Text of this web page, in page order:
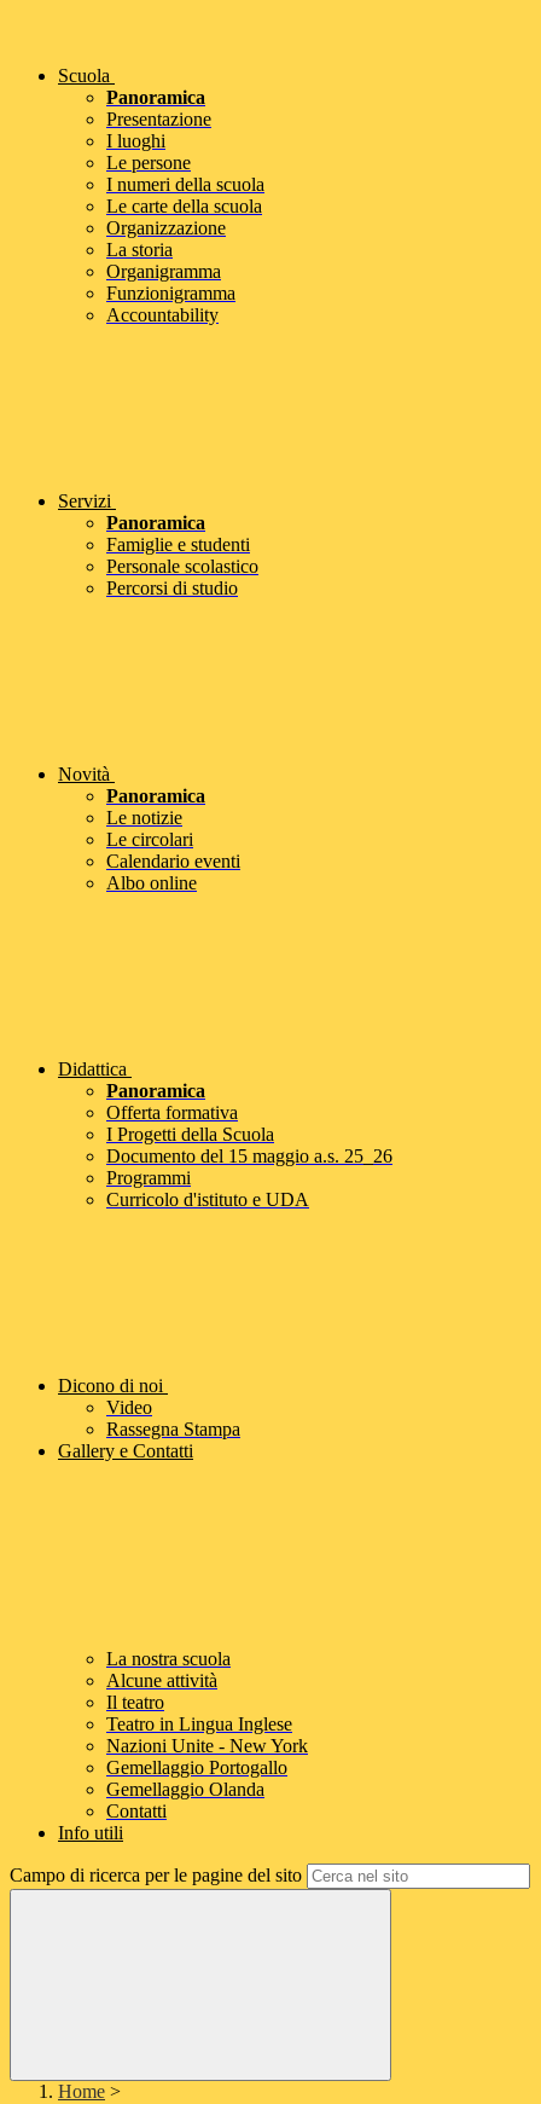
Scuola
Panoramica
Presentazione
I luoghi
Le persone
I numeri della scuola
Le carte della scuola
Organizzazione
La storia
Organigramma
Funzionigramma
Accountability
Servizi
Panoramica
Famiglie e studenti
Personale scolastico
Percorsi di studio
Novità
Panoramica
Le notizie
Le circolari
Calendario eventi
Albo online
Didattica
Panoramica
Offerta formativa
I Progetti della Scuola
Documento del 15 maggio a.s. 25_26
Programmi
Curricolo d'istituto e UDA
Dicono di noi
Video
Rassegna Stampa
Gallery e Contatti
La nostra scuola
Alcune attività
Il teatro
Teatro in Lingua Inglese
Nazioni Unite - New York
Gemellaggio Portogallo
Gemellaggio Olanda
Contatti
Info utili
Campo di ricerca per le pagine del sito
Home >